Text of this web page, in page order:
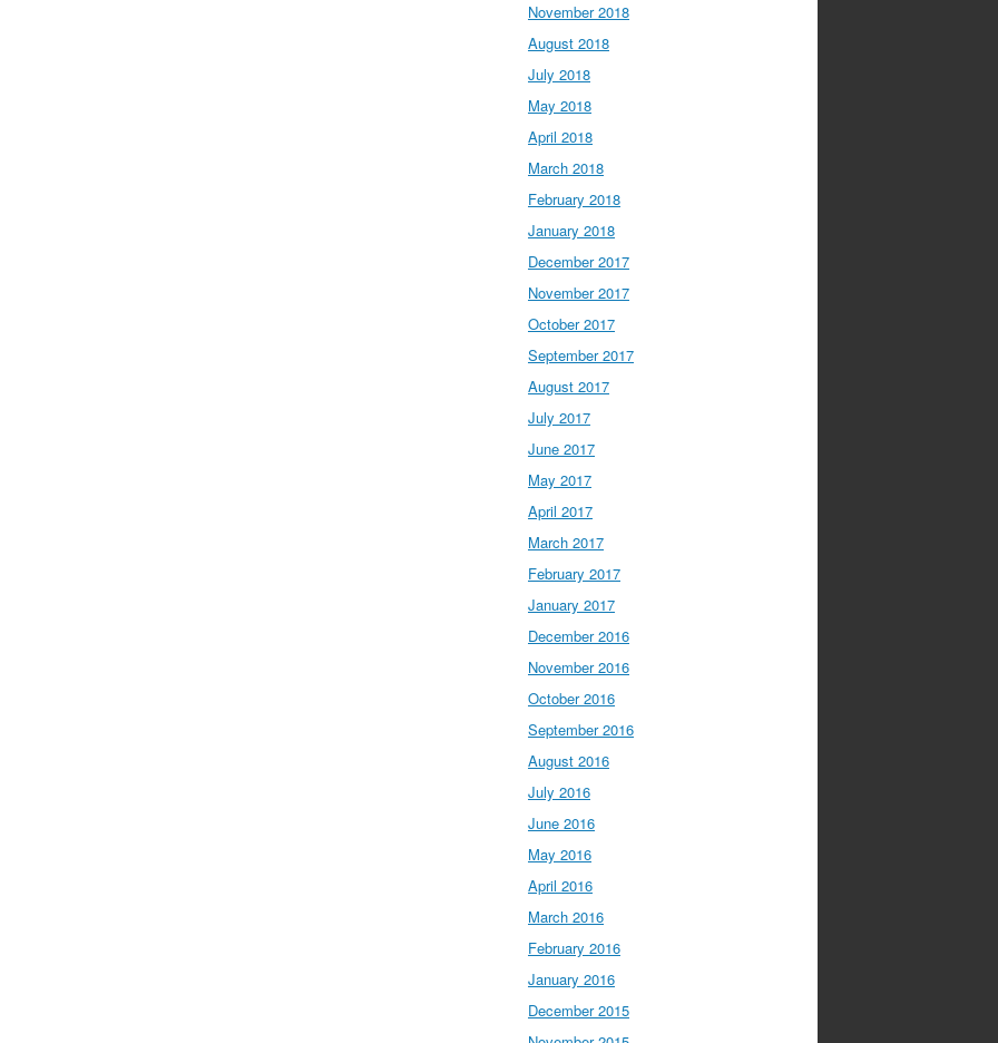
November 2018
August 2018
July 2018
May 2018
April 2018
March 2018
February 2018
January 2018
December 2017
November 2017
October 2017
September 2017
August 2017
July 2017
June 2017
May 2017
April 2017
March 2017
February 2017
January 2017
December 2016
November 2016
October 2016
September 2016
August 2016
July 2016
June 2016
May 2016
April 2016
March 2016
February 2016
January 2016
December 2015